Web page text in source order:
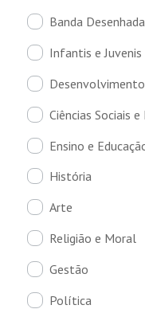
Banda Desenhada
Infantis e Juvenis
Ciências Sociais
Ensino e
História
Arte
Religião e Moral
Gestão
Política